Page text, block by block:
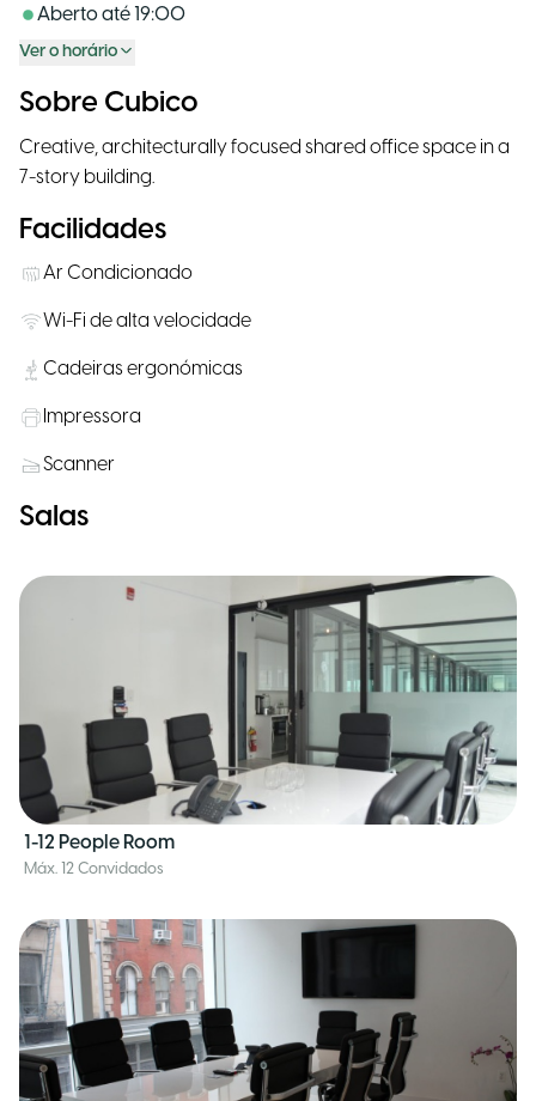
Aberto até 19:00
Ver o horário
Sobre Cubico
Creative, architecturally focused shared office space in a
7-story building.
Facilidades
Ar Condicionado
Wi-Fi de alta velocidade
Cadeiras ergonómicas
Impressora
Scanner
Salas
1-12 People Room
Máx. 12 Convidados